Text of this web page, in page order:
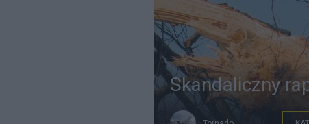
Skandaliczny